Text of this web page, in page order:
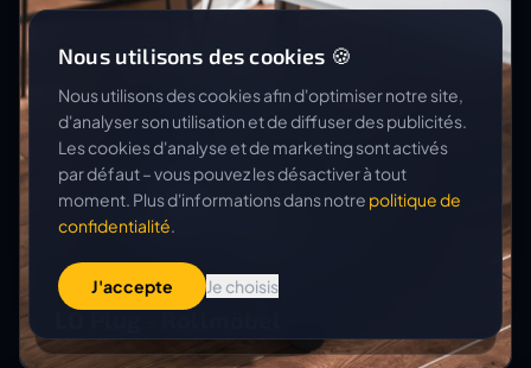
LISTA OFFICE LO
Nous utilisons des cookies 🍪
Nous utilisons des cookies afin d'optimiser notre site,
d'analyser son utilisation et de diffuser des publicités.
Les cookies d'analyse et de marketing sont activés
par défaut – vous pouvez les désactiver à tout
moment. Plus d'informations dans notre politique de
confidentialité.
J'accepte Je choisis